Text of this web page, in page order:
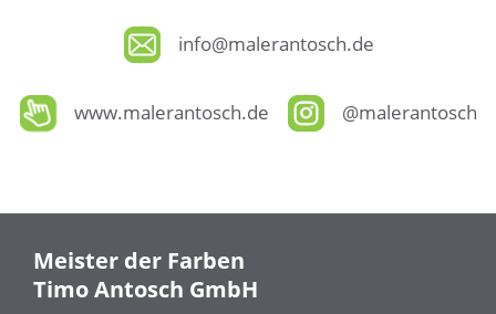
info@malerantosch.de
www.malerantosch.de @malerantosch
Meister der Farben
Timo Antosch GmbH